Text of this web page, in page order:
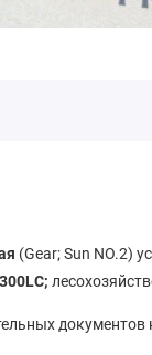
(Gear; Sun NO.2)
документов